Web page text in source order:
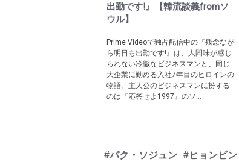
出勤です!』【韓流談義fromソ
ウル】
Prime Videoで独占配信中の『残念なが
ら明日も出勤です!』は、人間味が感じ
られない冷徹なビジネスマンと、同じ
大企業に勤める入社7年目のヒロインの
物語。主人公のビジネスマンに扮する
のは『応答せよ1997』のソ...
#パク・ソジュン #ヒョンビン